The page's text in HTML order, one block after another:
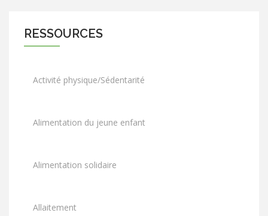
RESSOURCES
Activité physique/Sédentarité
Alimentation du jeune enfant
Alimentation solidaire
Allaitement